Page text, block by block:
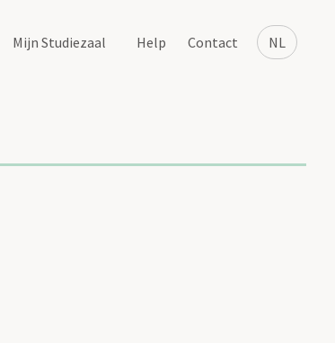
NL
Mijn Studiezaal Help Contact